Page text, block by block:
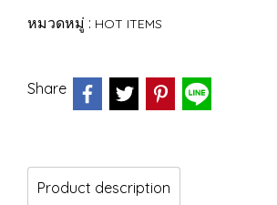
หมวดหมู่ : HOT ITEMS
Share
Product description